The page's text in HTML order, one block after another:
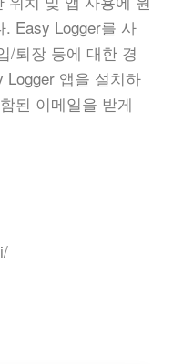
Easy Logger를 사
/퇴장 등에 대한 경
Logger 앱을 설치하
된 이메일을 받게